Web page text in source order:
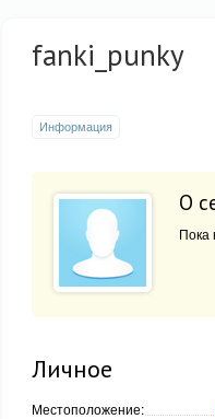
fanki_punky
Информация
О
Пока
Личное
Местоположение: